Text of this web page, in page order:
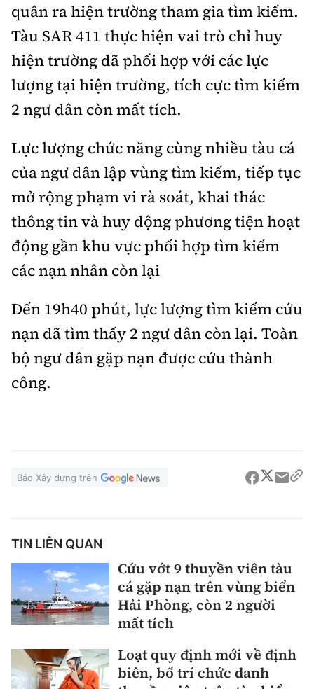
quân ra hiện trường tham gia tìm kiếm.
Tàu SAR 411 thực hiện vai trò chỉ huy
hiện trường đã phối hợp với các lực
lượng tại hiện trường, tích cực tìm kiếm
2 ngư dân còn mất tích.
Lực lượng chức năng cùng nhiều tàu cá
của ngư dân lập vùng tìm kiếm, tiếp tục
mở rộng phạm vi rà soát, khai thác
thông tin và huy động phương tiện hoạt
động gần khu vực phối hợp tìm kiếm
các nạn nhân còn lại
Đến 19h40 phút, lực lượng tìm kiếm cứu
nạn đã tìm thấy 2 ngư dân còn lại. Toàn
bộ ngư dân gặp nạn được cứu thành
công.
Báo Xây dựng trên
TIN LIÊN QUAN
Cứu vớt 9 thuyền viên tàu
cá gặp nạn trên vùng biển
Hải Phòng, còn 2 người
mất tích
Loạt quy định mới về định
biên, bố trí chức danh